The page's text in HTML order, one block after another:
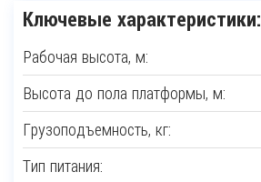
Ключевые характеристики:
Рабочая высота, м:
Высота до пола платформы, м:
Грузоподъемность, кг:
Тип питания: